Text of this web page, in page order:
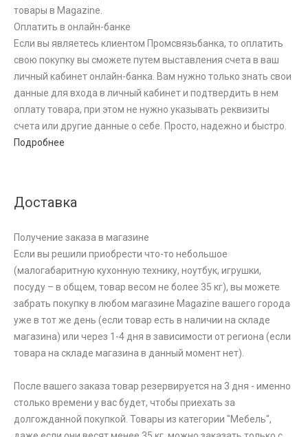
товары в Magazine.
Оплатить в онлайн-банке
Если вы являетесь клиентом Промсвязьбанка, то оплатить
свою покупку вы сможете путем выставления счета в ваш
личный кабинет онлайн-банка. Вам нужно только знать свои
данные для входа в личный кабинет и подтвердить в нем
оплату товара, при этом не нужно указывать реквизиты
счета или другие данные о себе. Просто, надежно и быстро.
Подробнее
Доставка
Получение заказа в магазине
Если вы решили приобрести что-то небольшое
(малогабаритную кухонную технику, ноутбук, игрушки,
посуду – в общем, товар весом не более 35 кг), вы можете
забрать покупку в любом магазине Magazine вашего города
уже в тот же день (если товар есть в наличии на складе
магазина) или через 1-4 дня в зависимости от региона (если
товара на складе магазина в данный момент нет).
После вашего заказа товар резервируется на 3 дня - именно
столько времени у вас будет, чтобы приехать за
долгожданной покупкой. Товары из категории "Мебель",